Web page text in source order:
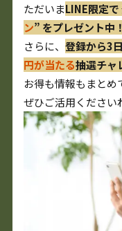
ただいまLINE限定
ン” をプレゼント中！
さらに、登録から3
円が当たる抽選チャ
お得も情報もまとめ
ぜひご活用ください